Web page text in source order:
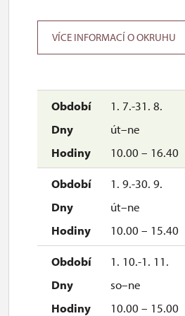
1. 7.-31. 8.
út–ne
10.00 – 16.40
1. 9.-30. 9.
út–ne
10.00 – 15.40
1. 10.-1. 11.
so–ne
10.00 – 15.00
VÍCE INFORMACÍ O OKRUHU